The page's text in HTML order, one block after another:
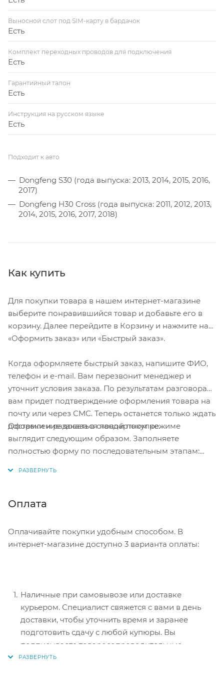
Выносной слот под SIM-карту в бардачок
Есть
Комплект переходных проводов для подключения
Есть
Гарантийный талон
Есть
Инструкция на русском языке
Есть
Подходит к авто
Dongfeng S30 (года выпуска: 2013, 2014, 2015, 2016,
2017)
Dongfeng H30 Cross (года выпуска: 2011, 2012, 2013,
2014, 2015, 2016, 2017, 2018)
Как купить
Для покупки товара в нашем интернет-магазине
выберите понравившийся товар и добавьте его в
корзину. Далее перейдите в Корзину и нажмите на
«Оформить заказ» или «Быстрый заказ».
Когда оформляете быстрый заказ, напишите ФИО,
телефон и e-mail. Вам перезвонит менеджер и
уточнит условия заказа. По результатам разговора
вам придет подтверждение оформления товара на
почту или через СМС. Теперь останется только ждать
доставки и радоваться новой покупке.
Оформление заказа в стандартном режиме
выглядит следующим образом. Заполняете
полностью форму по последовательным этапам:
Нажмите кнопку «Оформить заказ».
Оплата
Оплачивайте покупки удобным способом. В
интернет-магазине доступно 3 варианта оплаты:
Наличные при самовывозе или доставке
курьером. Специалист свяжется с вами в день
доставки, чтобы уточнить время и заранее
подготовить сдачу с любой купюры. Вы
подписываете товаросопроводительные
документы, вносите денежные средства,